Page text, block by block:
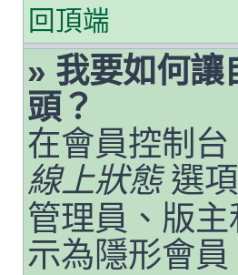
回頂端
» 我要如何讓
頭？
在會員控制
線上狀態選
管理員、版
示為隱形會員